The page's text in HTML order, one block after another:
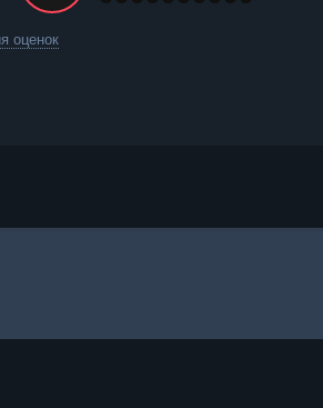
оценок